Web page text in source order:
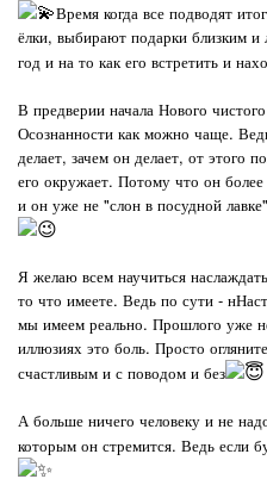
Время когда все подводят
ёлки, выбирают подарки близким
год и на то как его встретить и
В предверии начала Нового
Осознанности как можно чаще.
делает, зачем он делает, от этого
его окружает. Потому что он более
и он уже не "слон в посудной
Я желаю всем научиться
то что имеете. Ведь по сути -
мы имеем реально. Прошлого уже
иллюзиях это боль. Просто
счастливым и с поводом и без
А больше ничего человеку и не
которым он стремится. Ведь если